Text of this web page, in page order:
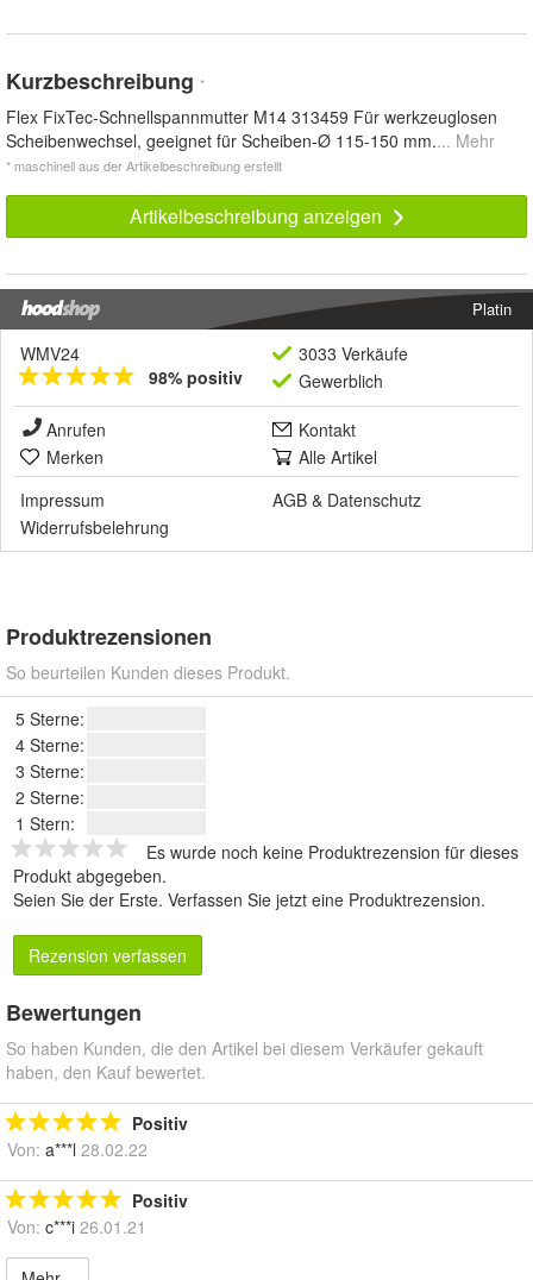
Kurzbeschreibung *
Flex FixTec-Schnellspannmutter M14 313459 Für werkzeuglosen
Scheibenwechsel, geeignet für Scheiben-Ø 115-150 mm.... Mehr
* maschinell aus der Artikelbeschreibung erstellt
Artikelbeschreibung anzeigen
Platin
WMV24
98% positiv
3033 Verkäufe
Gewerblich
Anrufen
Kontakt
Merken
Alle Artikel
Impressum
AGB & Datenschutz
Widerrufsbelehrung
Produktrezensionen
So beurteilen Kunden dieses Produkt.
5 Sterne:
4 Sterne:
3 Sterne:
2 Sterne:
1 Stern:
Es wurde noch keine Produktrezension für dieses
Produkt abgegeben.
Seien Sie der Erste. Verfassen Sie jetzt eine Produktrezension.
Rezension verfassen
Bewertungen
So haben Kunden, die den Artikel bei diesem Verkäufer gekauft
haben, den Kauf bewertet.
Positiv
Von: a***l 28.02.22
Positiv
Von: c***i 26.01.21